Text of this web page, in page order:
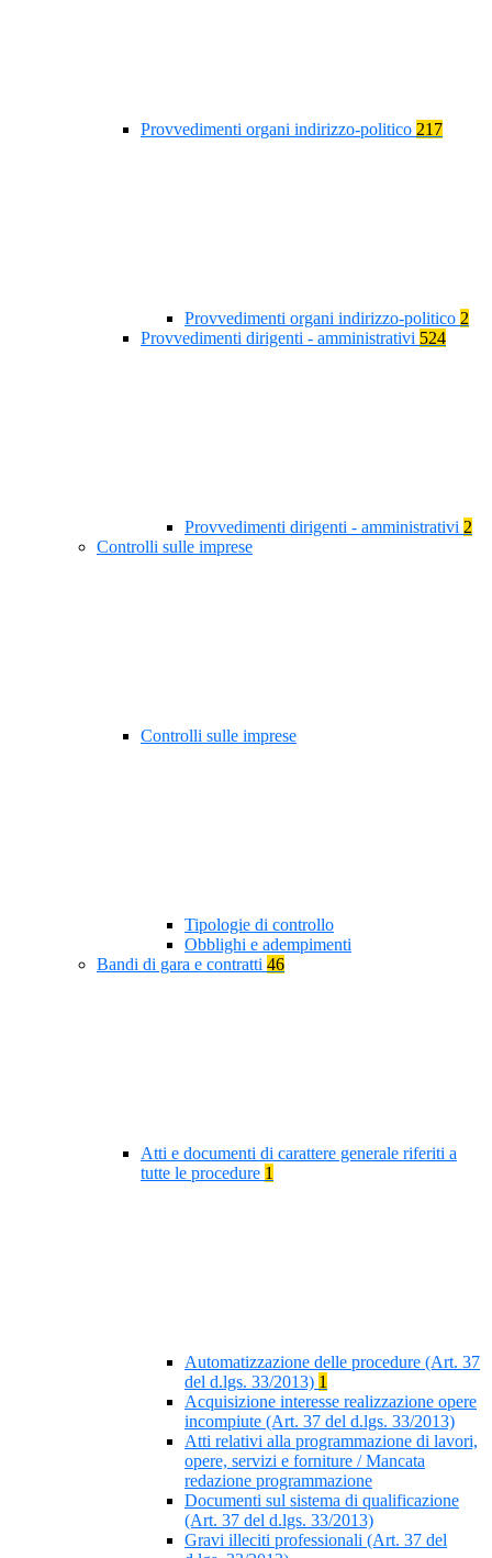
Provvedimenti organi indirizzo-politico 217
Provvedimenti organi indirizzo-politico 2
Provvedimenti dirigenti - amministrativi 524
Provvedimenti dirigenti - amministrativi 2
Controlli sulle imprese
Controlli sulle imprese
Tipologie di controllo
Obblighi e adempimenti
Bandi di gara e contratti 46
Atti e documenti di carattere generale riferiti a
tutte le procedure 1
Automatizzazione delle procedure (Art. 37
del d.lgs. 33/2013) 1
Acquisizione interesse realizzazione opere
incompiute (Art. 37 del d.lgs. 33/2013)
Atti relativi alla programmazione di lavori,
opere, servizi e forniture / Mancata
redazione programmazione
Documenti sul sistema di qualificazione
(Art. 37 del d.lgs. 33/2013)
Gravi illeciti professionali (Art. 37 del